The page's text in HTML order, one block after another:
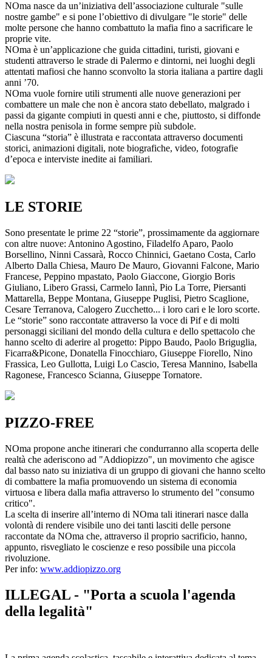
NOma nasce da un’iniziativa dell’associazione culturale "sulle
nostre gambe" e si pone l’obiettivo di divulgare "le storie" delle
molte persone che hanno combattuto la mafia fino a sacrificare le
proprie vite.
NOma è un’applicazione che guida cittadini, turisti, giovani e
studenti attraverso le strade di Palermo e dintorni, nei luoghi degli
attentati mafiosi che hanno sconvolto la storia italiana a partire dagli
anni ’70.
NOma vuole fornire utili strumenti alle nuove generazioni per
combattere un male che non è ancora stato debellato, malgrado i
passi da gigante compiuti in questi anni e che, piuttosto, si diffonde
nella nostra penisola in forme sempre più subdole.
Ciascuna “storia” è illustrata e raccontata attraverso documenti
storici, animazioni digitali, note biografiche, video, fotografie
d’epoca e interviste inedite ai familiari.
LE STORIE
Sono presentate le prime 22 “storie”, prossimamente da aggiornare
con altre nuove: Antonino Agostino, Filadelfo Aparo, Paolo
Borsellino, Ninni Cassarà, Rocco Chinnici, Gaetano Costa, Carlo
Alberto Dalla Chiesa, Mauro De Mauro, Giovanni Falcone, Mario
Francese, Peppino mpastato, Paolo Giaccone, Giorgio Boris
Giuliano, Libero Grassi, Carmelo Iannì, Pio La Torre, Piersanti
Mattarella, Beppe Montana, Giuseppe Puglisi, Pietro Scaglione,
Cesare Terranova, Calogero Zucchetto... i loro cari e le loro scorte.
Le “storie” sono raccontate attraverso la voce di Pif e di molti
personaggi siciliani del mondo della cultura e dello spettacolo che
hanno scelto di aderire al progetto: Pippo Baudo, Paolo Briguglia,
Ficarra&Picone, Donatella Finocchiaro, Giuseppe Fiorello, Nino
Frassica, Leo Gullotta, Luigi Lo Cascio, Teresa Mannino, Isabella
Ragonese, Francesco Scianna, Giuseppe Tornatore.
PIZZO-FREE
NOma propone anche itinerari che condurranno alla scoperta delle
realtà che aderiscono ad "Addiopizzo", un movimento che agisce
dal basso nato su iniziativa di un gruppo di giovani che hanno scelto
di combattere la mafia promuovendo un sistema di economia
virtuosa e libera dalla mafia attraverso lo strumento del "consumo
critico".
La scelta di inserire all’interno di NOma tali itinerari nasce dalla
volontà di rendere visibile uno dei tanti lasciti delle persone
raccontate da NOma che, attraverso il proprio sacrificio, hanno,
appunto, risvegliato le coscienze e reso possibile una piccola
rivoluzione.
Per info: www.addiopizzo.org
ILLEGAL - "Porta a scuola l'agenda
della legalità"